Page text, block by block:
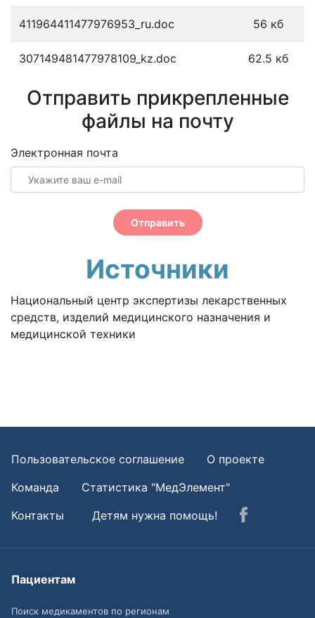
411964411477976953_ru.doc 56 кб
307149481477978109_kz.doc 62.5 кб
Отправить прикрепленные
файлы на почту
Электронная почта
Отправить
Источники
Национальный центр экспертизы лекарственных
средств, изделий медицинского назначения и
медицинской техники
Пользовательское соглашение
О проекте
Команда
Статистика "МедЭлемент"
Контакты
Детям нужна помощь!
Пациентам
Поиск медикаментов по регионам